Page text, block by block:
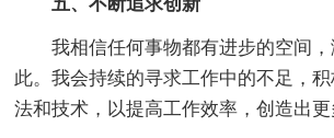
我相信任何事物都有进步的空间，
此。我会持续的寻求工作中的不足，
法和技术，以提高工作效率，创造出更